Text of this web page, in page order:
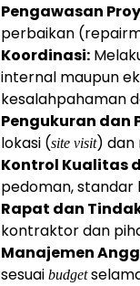
Pengawasan
perbaikan
Koordinasi:
internal maupun
kesalahpahaman
Pengukuran dan
lokasi (site visit) dan
Kontrol Kualitas
pedoman, standar
Rapat dan
kontraktor dan
Manajemen
sesuai budget